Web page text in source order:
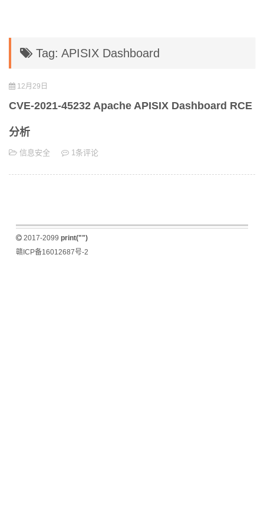
Tag: APISIX Dashboard
12月29日
CVE-2021-45232 Apache APISIX Dashboard RCE
分析
信息安全 1条评论
2017-2099 print("")
赣ICP备16012687号-2